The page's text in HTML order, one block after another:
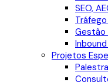
SEO,
Gestão
Projetos